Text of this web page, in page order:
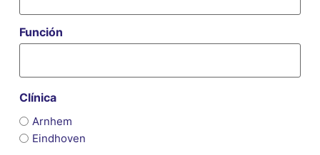
Función
Clínica
Arnhem
Eindhoven